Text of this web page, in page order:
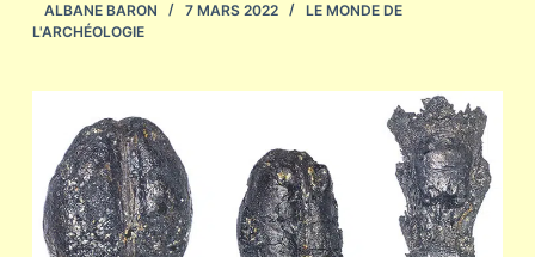
n
ALBANE BARON 7 MARS 2022
LE MONDE DE
L'ARCHÉOLOGIE